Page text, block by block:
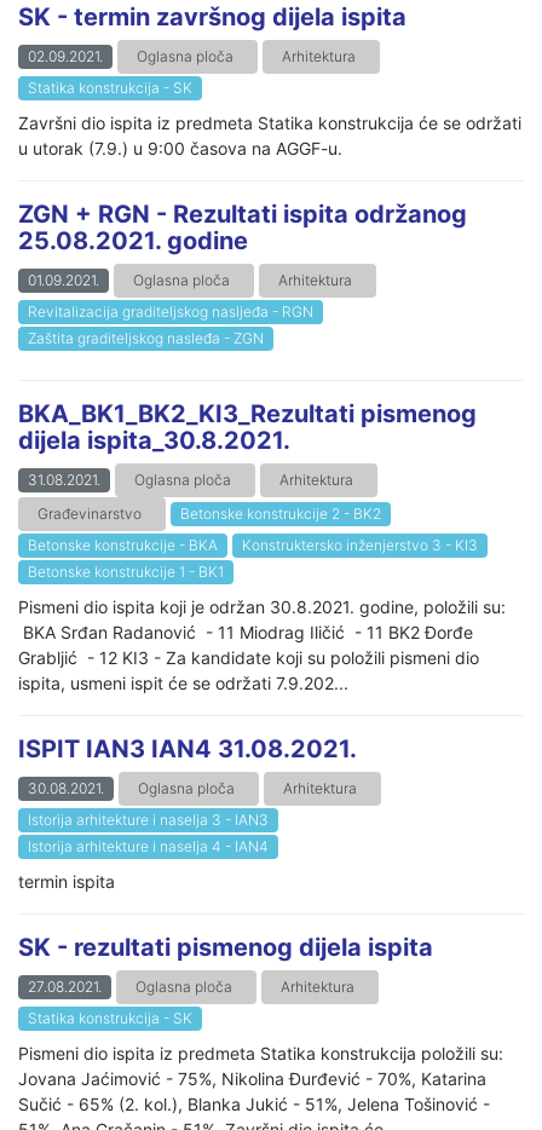
SK - termin završnog dijela ispita
02.09.2021. Oglasna ploča
Arhitektura
Statika konstrukcija - SK
Završni dio ispita iz predmeta Statika konstrukcija će se održati
u utorak (7.9.) u 9:00 časova na AGGF-u.
ZGN + RGN - Rezultati ispita održanog
25.08.2021. godine
01.09.2021. Oglasna ploča
Arhitektura
Revitalizacija graditeljskog nasljeđa - RGN
Zaštita graditeljskog nasleđa - ZGN
BKA_BK1_BK2_KI3_Rezultati pismenog
dijela ispita_30.8.2021.
31.08.2021. Oglasna ploča
Arhitektura
Građevinarstvo
Betonske konstrukcije 2 - BK2
Betonske konstrukcije - BKA
Konstruktersko inženjerstvo 3 - KI3
Betonske konstrukcije 1 - BK1
Pismeni dio ispita koji je održan 30.8.2021. godine, položili su:
BKA Srđan Radanović - 11 Miodrag Iličić - 11 BK2 Đorđe
Grabljić - 12 KI3 - Za kandidate koji su položili pismeni dio
ispita, usmeni ispit će se održati 7.9.202...
ISPIT IAN3 IAN4 31.08.2021.
30.08.2021. Oglasna ploča
Arhitektura
Istorija arhitekture i naselja 3 - IAN3
Istorija arhitekture i naselja 4 - IAN4
termin ispita
SK - rezultati pismenog dijela ispita
27.08.2021. Oglasna ploča
Arhitektura
Statika konstrukcija - SK
Pismeni dio ispita iz predmeta Statika konstrukcija položili su:
Jovana Jaćimović - 75%, Nikolina Đurđević - 70%, Katarina
Sučić - 65% (2. kol.), Blanka Jukić - 51%, Jelena Tošinović -